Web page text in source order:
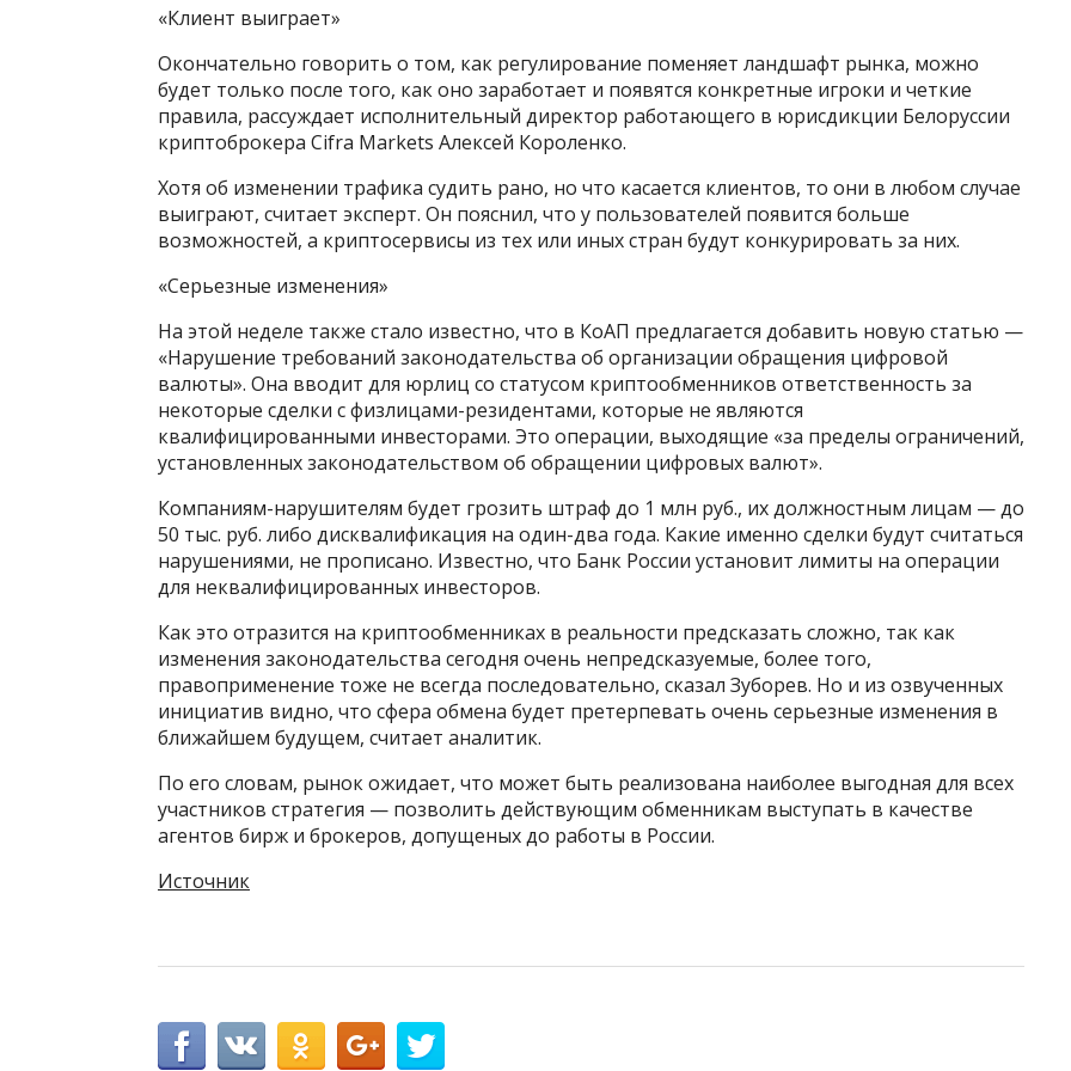
«Клиент выиграет»
Окончательно говорить о том, как регулирование поменяет ландшафт рынка, можно
будет только после того, как оно заработает и появятся конкретные игроки и четкие
правила, рассуждает исполнительный директор работающего в юрисдикции Белоруссии
криптоброкера Cifra Markets Алексей Короленко.
Хотя об изменении трафика судить рано, но что касается клиентов, то они в любом случае
выиграют, считает эксперт. Он пояснил, что у пользователей появится больше
возможностей, а криптосервисы из тех или иных стран будут конкурировать за них.
«Серьезные изменения»
На этой неделе также стало известно, что в КоАП предлагается добавить новую статью —
«Нарушение требований законодательства об организации обращения цифровой
валюты». Она вводит для юрлиц со статусом криптообменников ответственность за
некоторые сделки с физлицами-резидентами, которые не являются
квалифицированными инвесторами. Это операции, выходящие «за пределы ограничений,
установленных законодательством об обращении цифровых валют».
Компаниям-нарушителям будет грозить штраф до 1 млн руб., их должностным лицам — до
50 тыс. руб. либо дисквалификация на один-два года. Какие именно сделки будут считаться
нарушениями, не прописано. Известно, что Банк России установит лимиты на операции
для неквалифицированных инвесторов.
Как это отразится на криптообменниках в реальности предсказать сложно, так как
изменения законодательства сегодня очень непредсказуемые, более того,
правоприменение тоже не всегда последовательно, сказал Зуборев. Но и из озвученных
инициатив видно, что сфера обмена будет претерпевать очень серьезные изменения в
ближайшем будущем, считает аналитик.
По его словам, рынок ожидает, что может быть реализована наиболее выгодная для всех
участников стратегия — позволить действующим обменникам выступать в качестве
агентов бирж и брокеров, допущеных до работы в России.
Источник